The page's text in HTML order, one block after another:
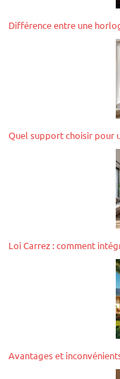
Différence entre une
Quel support choisir pour
Loi Carrez : comment
Avantages et